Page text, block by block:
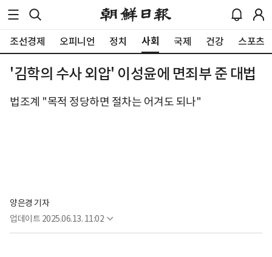
조선경제 오피니언 정치 사회 국제 건강 스포츠
'김학의 수사 외압' 이성윤에 면죄부 준 대법
법조계 "목적 정당하면 절차는 어겨도 되나"
양은경 기자
업데이트 2025.06.13. 11:02